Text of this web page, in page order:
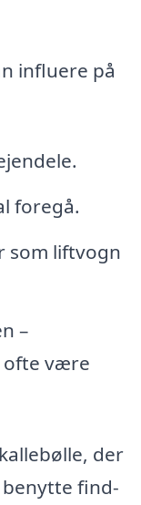
influere på
foregå.
som liftvogn
–
ofte være
der
find-